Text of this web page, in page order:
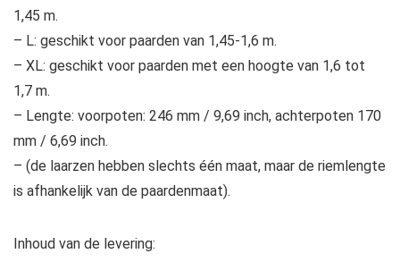
1,45 m.
– L: geschikt voor paarden van 1,45-1,6 m.
– XL: geschikt voor paarden met een hoogte van 1,6 tot
1,7 m.
– Lengte: voorpoten: 246 mm / 9,69 inch, achterpoten 170
mm / 6,69 inch.
– (de laarzen hebben slechts één maat, maar de riemlengte
is afhankelijk van de paardenmaat).
Inhoud van de levering: